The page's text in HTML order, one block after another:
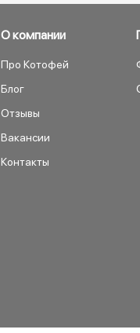
О компании
Про Котофей
Блог
Отзывы
Вакансии
Контакты